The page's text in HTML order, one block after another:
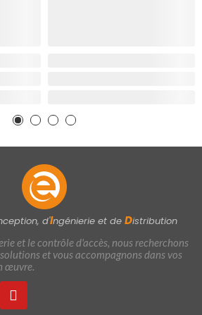
d'Ingénierie et de Distribution
et le contrôle d'accès, nous recherchons
et vous accompagnons dans vos
œuvre.